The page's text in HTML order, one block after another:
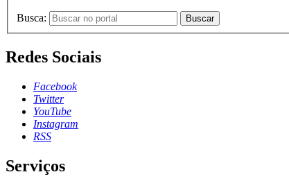
Busca: Buscar
Redes Sociais
Facebook
Twitter
YouTube
Instagram
RSS
Serviços